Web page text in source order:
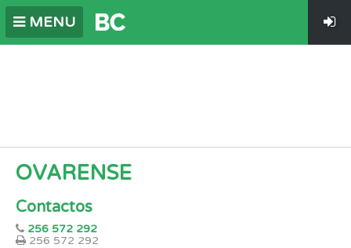
MENU
OVARENSE
Contactos
256 572 292
256 572 292